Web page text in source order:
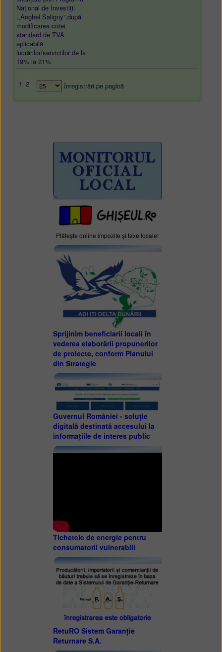
Național de Investiții
,,Anghel Saligny”,după
modificarea cotei
standard de TVA
aplicabilă
lucrărilor/serviciilor de la
19% la 21%
1 2 înregistrări pe pagină
Plăteşte online impozite şi taxe locale!
Sprijinim beneficiarii locali în
vederea elaborării propunerilor
de proiecte, conform Planului
din Strategie
Guvernul României - soluție
digitală destinată accesului la
informațiile de interes public
Tichetele de energie pentru
consumatorii vulnerabili
RetuRO Sistem Garanție
Returnare S.A.